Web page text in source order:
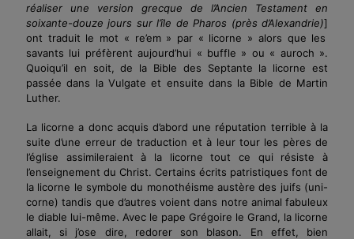
réaliser une version grecque de l’Ancien Testament en
soixante-douze jours sur l’île de Pharos (près d’Alexandrie)]
ont traduit le mot « re’em » par « licorne » alors que les
savants lui préfèrent aujourd’hui « buffle » ou « auroch ».
Quoiqu’il en soit, de la Bible des Septante la licorne est
passée dans la Vulgate et ensuite dans la Bible de Martin
Luther.
La licorne a donc acquis d’abord une réputation terrible à la
suite d’une erreur de traduction et à leur tour les pères de
l’église assimileraient à la licorne tout ce qui résiste à
l’enseignement du Christ. Certains écrits patristiques font de
la licorne le symbole du monothéisme austère des juifs (uni-
corne) tandis que d’autres voient dans notre animal fabuleux
le diable lui-même. Avec le pape Grégoire le Grand, la licorne
allait, si j’ose dire, redorer son blason. En effet, bien